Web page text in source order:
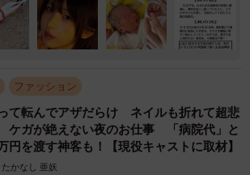
ファッション
て転んでアザだらけ ネイルも折れて超悲
ガが絶えない夜のお仕事 「病院代」と
円を渡す神客も！【現役キャストに取材】
たかなし 亜妖